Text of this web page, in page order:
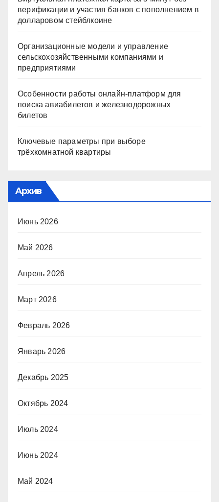
верификации и участия банков с пополнением в
долларовом стейблкоине
Организационные модели и управление
сельскохозяйственными компаниями и
предприятиями
Особенности работы онлайн-платформ для
поиска авиабилетов и железнодорожных
билетов
Ключевые параметры при выборе
трёхкомнатной квартиры
Архив
Июнь 2026
Май 2026
Апрель 2026
Март 2026
Февраль 2026
Январь 2026
Декабрь 2025
Октябрь 2024
Июль 2024
Июнь 2024
Май 2024